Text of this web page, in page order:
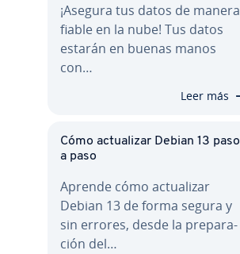
¡Asegura tus datos de manera
fiable en la nube! Tus datos
estarán en buenas manos
con…
Leer más
Cómo ac­tua­li­zar Debian 13 paso
a paso
Aprende cómo ac­tua­li­zar
Debian 13 de forma segura y
sin errores, desde la pre­pa­ra­
ción del…